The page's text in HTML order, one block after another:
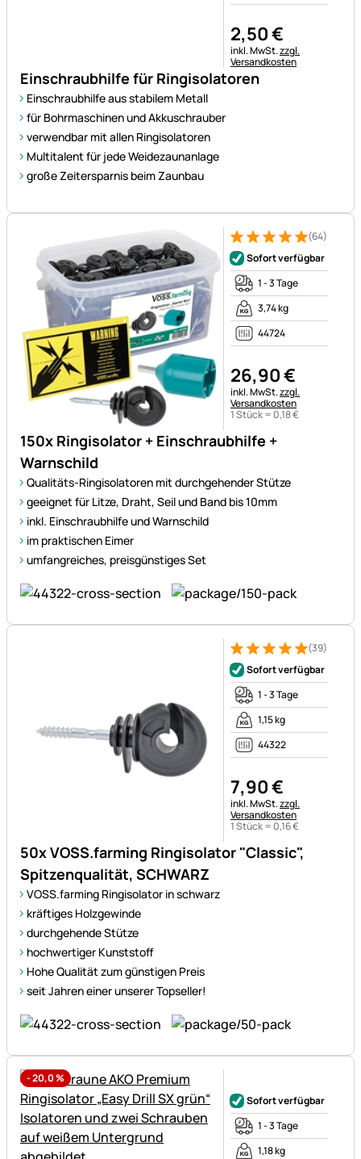
Einschraubhilfe für Ringisolatoren
Einschraubhilfe aus stabilem Metall
für Bohrmaschinen und Akkuschrauber
verwendbar mit allen Ringisolatoren
Multitalent für jede Weidezaunanlage
große Zeitersparnis beim Zaunbau
2,50€
Steuerhinweis:
inkl. MwSt.zzgl.
Versandkosten
150x Ringisolator + Einschraubhilfe +
Warnschild
Qualitäts-Ringisolatoren mit durchgehender Stütze
geeignet für Litze, Draht, Seil und Band bis 10mm
inkl. Einschraubhilfe und Warnschild
im praktischen Eimer
umfangreiches, preisgünstiges Set
Bewertung: 5 von 5 (64
64 Bewertungen (64)
Sofort verfügbar
1 - 3 Tage
3,74 kg
44724
26,90€
Steuerhinweis:
inkl. MwSt.zzgl.
Versandkosten
1 Stück = 0,18€
50x VOSS.farming Ringisolator "Classic",
Spitzenqualität, SCHWARZ
VOSS.farming Ringisolator in schwarz
kräftiges Holzgewinde
durchgehende Stütze
hochwertiger Kunststoff
Hohe Qualität zum günstigen Preis
seit Jahren einer unserer Topseller!
Bewertung: 5 von 5 (39
39 Bewertungen (39)
Sofort verfügbar
1 - 3 Tage
1,15 kg
44322
7,90€
Steuerhinweis:
inkl. MwSt.zzgl.
Versandkosten
1 Stück = 0,16€
-20,0%
Sofort verfügbar
1 - 3 Tage
1,18 kg